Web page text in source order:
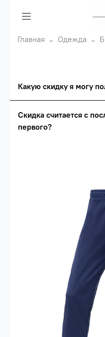
Главная Одежда
Какую скидку я могу
Сумма скидки
сумма
- сумма
(36%)- сумма
(38%) -
сумма
Скидка считается с
первого?